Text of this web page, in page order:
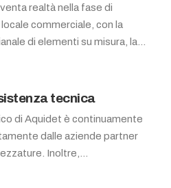
realtà nella fase di
commerciale, con la
di elementi su misura, la...
tecnica
di Aquidet è continuamente
dalle aziende partner
Inoltre,...